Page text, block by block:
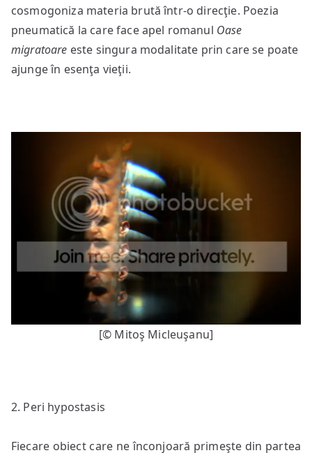
cosmogoniza materia brută într-o direcţie. Poezia
pneumatică la care face apel romanul Oase
migratoare este singura modalitate prin care se poate
ajunge în esenţa vieţii.
[© Mitoş Micleuşanu]
2. Peri hypostasis
Fiecare obiect care ne înconjoară primeşte din partea